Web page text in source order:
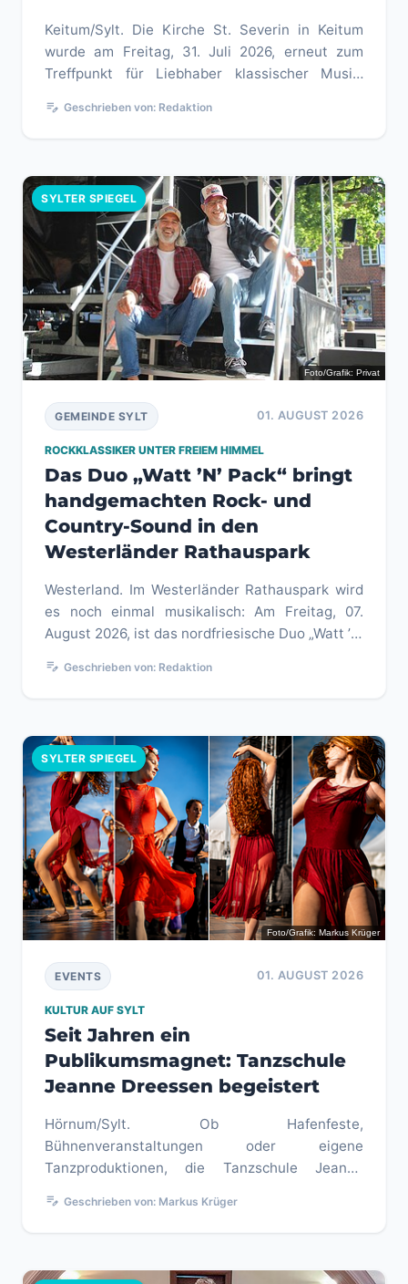
Keitum/Sylt. Die Kirche St. Severin in Keitum
wurde am Freitag, 31. Juli 2026, erneut zum
Treffpunkt für Liebhaber klassischer Musik.
edit_note Geschrieben von: Redaktion
SYLTER SPIEGEL
Foto/Grafik: Privat
01. AUGUST 2026
GEMEINDE SYLT
ROCKKLASSIKER UNTER FREIEM HIMMEL
Das Duo „Watt ’N’ Pack“ bringt
handgemachten Rock- und
Country-Sound in den
Westerländer Rathauspark
Westerland. Im Westerländer Rathauspark wird
es noch einmal musikalisch: Am Freitag, 07.
August 2026, ist das nordfriesische Duo „Watt ’N’
edit_note Geschrieben von: Redaktion
SYLTER SPIEGEL
Foto/Grafik: Markus Krüger
01. AUGUST 2026
EVENTS
KULTUR AUF SYLT
Seit Jahren ein
Publikumsmagnet: Tanzschule
Jeanne Dreessen begeistert
Hörnum/Sylt. Ob Hafenfeste,
Bühnenveranstaltungen oder eigene
Tanzproduktionen, die Tanzschule Jeanne
prägenden Akteur...
edit_note Geschrieben von: Markus Krüger